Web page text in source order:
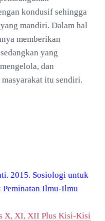
kondusif sehingga
mandiri. Dalam hal
memberikan
yang
dan
itu sendiri.
2015. Sosiologi untuk
Ilmu-Ilmu
X, XI, XII Plus Kisi-Kisi